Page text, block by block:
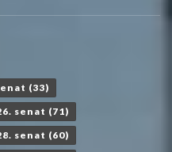
(33)
senat (71)
senat (60)